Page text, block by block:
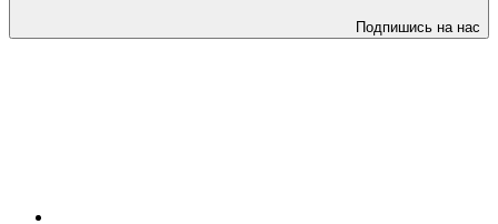
Подпишись на нас